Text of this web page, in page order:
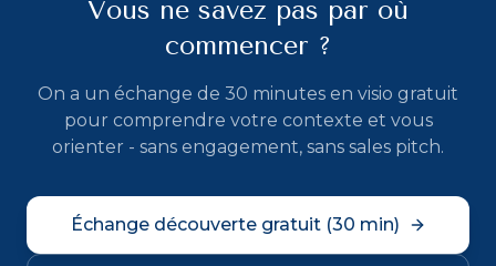
Vous ne savez pas par où
commencer ?
On a un échange de 30 minutes en visio gratuit
pour comprendre votre contexte et vous
orienter - sans engagement, sans sales pitch.
Échange découverte gratuit (30 min)